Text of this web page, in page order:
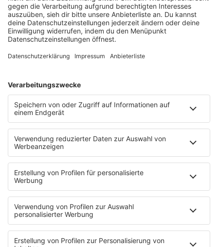
Mit seinem sechsten Studioalbum präsentiert
Sonny Fodera ein Meisterwerk aus fünf Jahren
kreativer Arbeit – ein Zeugnis dafür, dass seine
HOME
PROGRAMM
Sendeplan
DJs
Playlist
MUSIC